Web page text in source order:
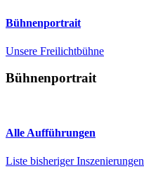
Bühnenportrait
Unsere Freilichtbühne
Bühnenportrait
Alle Aufführungen
Liste bisheriger Inszenierungen